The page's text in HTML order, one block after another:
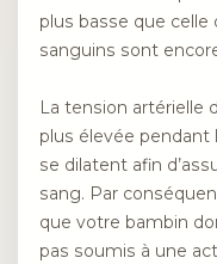
plus basse que celle
sanguins sont
La tension artérielle
plus élevée pendant
se dilatent afin
sang. Par
que votre bambin
pas soumis à une